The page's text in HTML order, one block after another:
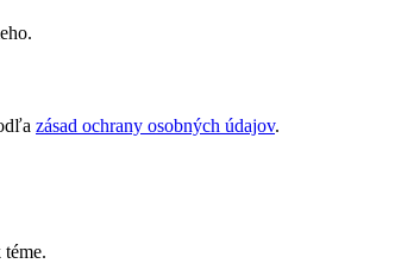
zásad ochrany osobných údajov.